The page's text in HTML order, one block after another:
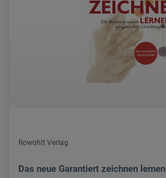
Rowohlt Verlag
Das neue Garantiert zeichnen lernen